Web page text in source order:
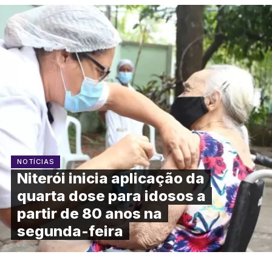
NOTÍCIAS
Niterói inicia aplicação da
quarta dose para idosos a
partir de 80 anos na
segunda-feira